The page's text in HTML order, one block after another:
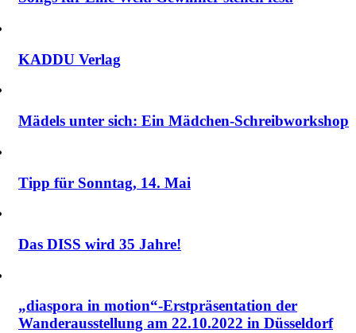
KADDU Verlag
Mädels unter sich: Ein Mädchen-Schreibworkshop
Tipp für Sonntag, 14. Mai
Das DISS wird 35 Jahre!
„diaspora in motion“-Erstpräsentation der
Wanderausstellung am 22.10.2022 in Düsseldorf